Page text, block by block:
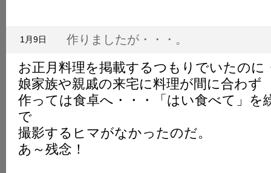
作りましたが・・・。
1月9日
お正月料理を掲載するつもりでいたのに
娘家族や親戚の来宅に料理が間に合わず
作っては食卓へ・・・「はい食べて」を
で
撮影するヒマがなかったのだ。
あ～残念！